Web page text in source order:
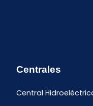
Centrales
Central